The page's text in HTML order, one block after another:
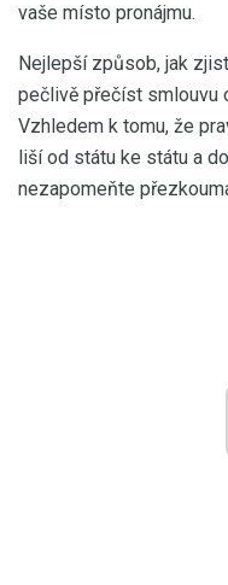
vaše místo pronájmu.
Nejlepší způsob, jak
pečlivě přečíst smlouvu
Vzhledem k tomu, že
liší od státu ke státu a
nezapomeňte